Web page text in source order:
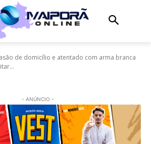
de domicílio e atentado com arma branca
- ANÚNCIO -